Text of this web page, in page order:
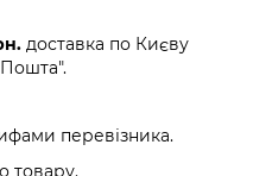
доставка по Києву
перевізника.
товару.